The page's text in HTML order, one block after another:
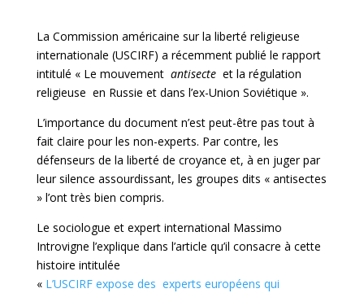
La Commission américaine sur la liberté religieuse
internationale (USCIRF) a récemment publié le rapport
intitulé « Le mouvement antisecte et la régulation
religieuse en Russie et dans l’ex-Union Soviétique ».
L’importance du document n’est peut-être pas tout à
fait claire pour les non-experts. Par contre, les
défenseurs de la liberté de croyance et, à en juger par
leur silence assourdissant, les groupes dits « antisectes
» l’ont très bien compris.
Le sociologue et expert international Massimo
Introvigne l’explique dans l’article qu’il consacre à cette
histoire intitulée
« L’USCIRF expose des experts européens qui